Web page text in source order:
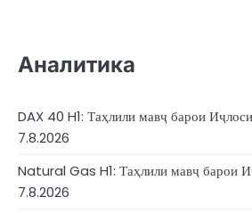
Аналитика
DAX 40 H1: Таҳлили мавҷ барои
7.8.2026
Natural Gas H1: Таҳлили мавҷ барои
7.8.2026